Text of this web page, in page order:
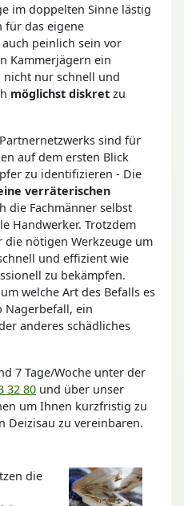
im doppelten Sinne lästig
für das eigene
peinlich sein vor
Kammerjägern ein
nicht nur schnell und
möglichst diskret zu
sind für
auf dem ersten Blick
zu identifizieren - Die
verräterischen
die Fachmänner selbst
Handwerker. Trotzdem
nötigen Werkzeuge um
und effizient wie
zu bekämpfen.
welche Art des Befalls es
Nagerbefall, ein
anderes schädliches
7 Tage/Woche unter der
32 80 und über unser
um Ihnen kurzfristig zu
Deizisau zu vereinbaren.
die